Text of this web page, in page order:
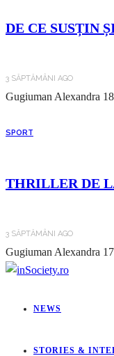
DE CE SUSȚIN
3 SĂPTĂMÂNI AGO
Gugiuman Alexandra
SPORT
THRILLER DE
3 SĂPTĂMÂNI AGO
Gugiuman Alexandra
NEWS
STORIES &